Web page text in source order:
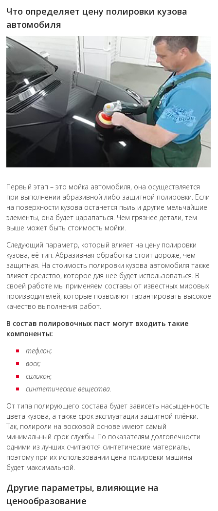
Что определяет цену полировки кузова
автомобиля
Первый этап – это мойка автомобиля, она осуществляется
при выполнении абразивной либо защитной полировки. Если
на поверхности кузова останется пыль и другие мельчайшие
элементы, она будет царапаться. Чем грязнее детали, тем
выше может быть стоимость мойки.
Следующий параметр, который влияет на цену полировки
кузова, её тип. Абразивная обработка стоит дороже, чем
защитная. На стоимость полировки кузова автомобиля также
влияет средство, которое для неё будет использоваться. В
своей работе мы применяем составы от известных мировых
производителей, которые позволяют гарантировать высокое
качество выполнения работ.
В состав полировочных паст могут входить такие
компоненты:
тефлон;
воск;
силикон;
синтетические вещества.
От типа полирующего состава будет зависеть насыщенность
цвета кузова, а также срок эксплуатации защитной плёнки.
Так, полироли на восковой основе имеют самый
минимальный срок службы. По показателям долговечности
одними из лучших считаются синтетические материалы,
поэтому при их использовании цена полировки машины
будет максимальной.
Другие параметры, влияющие на
ценообразование